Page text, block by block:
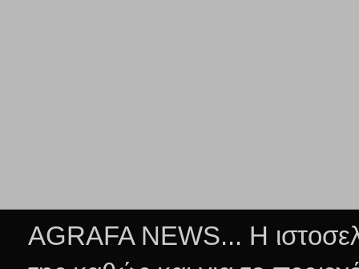
AGRAFA NEWS... Η